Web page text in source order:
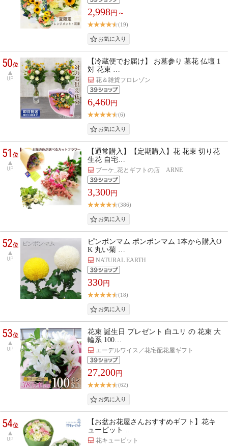
2,998円～
(19)
50位
UP
【冷蔵便でお届け】 お墓参り 墓花 仏壇 1
対 花束 …
花＆雑貨フロレゾン
6,460円
(6)
51位
UP
【通常購入】【定期購入】花 花束 切り花
生花 自宅…
ブーケ_花とギフトの店 ARNE
3,300円
(386)
52位
UP
ピンポンマム ポンポンマム 1本から購入O
K 丸い菊 …
NATURAL EARTH
330円
(18)
53位
UP
花束 誕生日 プレゼント 白ユリ の 花束 大
輪系 100…
エーデルワイス／花宅配花屋ギフト
27,200円
(62)
54位
UP
【お盆お花屋さんおすすめギフト】花キ
ューピット …
花キューピット